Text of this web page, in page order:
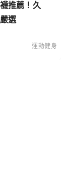
推薦！久
選
運動健身